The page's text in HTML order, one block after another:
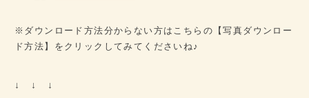
※ダウンロード方法分からない方はこちらの【写真ダウンロー
ド方法】をクリックしてみてくださいね♪
↓ ↓ ↓